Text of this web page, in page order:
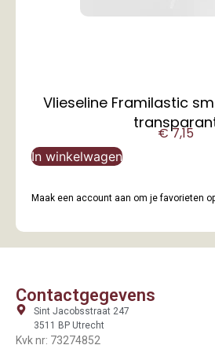
Vlieseline Framilastic
€7,15
In winkelwagen
Maak een account aan om je favorieten
Contactgegevens
Sint Jacobsstraat 247
3511 BP Utrecht
Kvk nr: 73274852